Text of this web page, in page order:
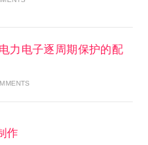
力电子逐周期保护的配
作